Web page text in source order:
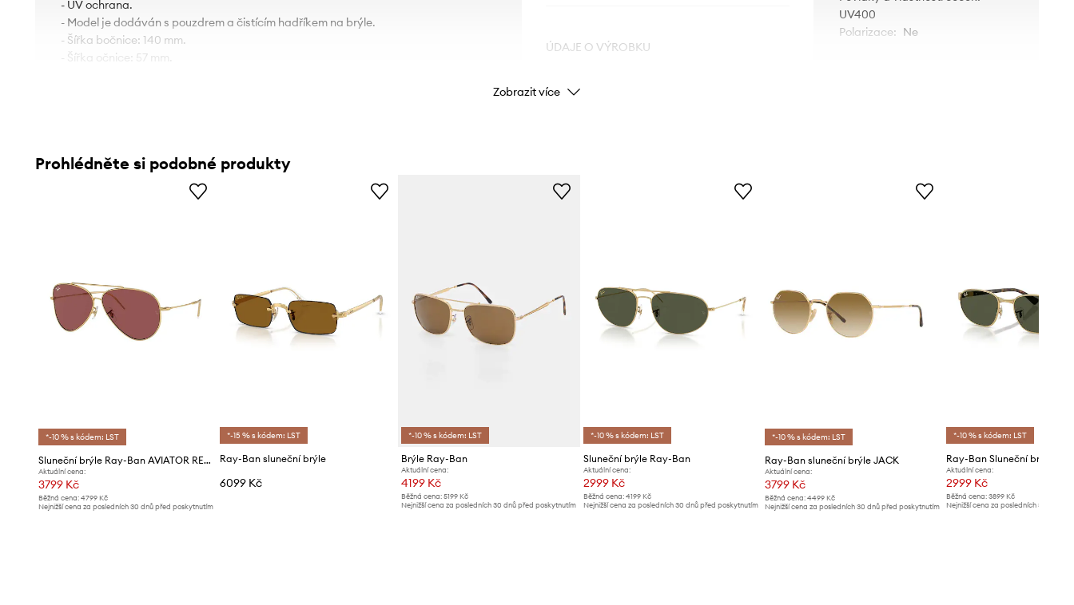
- UV ochrana.
- Model je dodáván s pouzdrem a čistícím hadříkem na brýle.
- Šířka bočnice: 140 mm.
- Šířka očnice: 57 mm.
ÚDAJE O VÝROBKU
Kód výrobce
Značka Ray-Ban
UV400
Polarizace: Ne
Zobrazit více
Prohlédněte si podobné produkty
*-10 % s kódem: LST
Sluneční brýle Ray-Ban AVIATOR REVERSE
Aktuální cena:
3799 Kč
Běžná cena: 4799 Kč
Nejnižší cena za posledních 30 dnů před poskytnutím
*-15 % s kódem: LST
Ray-Ban sluneční brýle
6099 Kč
*-10 % s kódem: LST
Brýle Ray-Ban
Aktuální cena:
4199 Kč
Běžná cena: 5199 Kč
Nejnižší cena za posledních 30 dnů před poskytnutím
*-10 % s kódem: LST
Sluneční brýle Ray-Ban
Aktuální cena:
2999 Kč
Běžná cena: 4199 Kč
Nejnižší cena za posledních 30 dnů před poskytnutím
*-10 % s kódem: LST
Ray-Ban sluneční brýle JACK
Aktuální cena:
3799 Kč
Běžná cena:4499 Kč
Nejnižší cena za posledních 30 dnů před poskytnutím
*-10 % s kódem: LST
Ray-Ban Sluneční brýle
Aktuální cena:
2999 Kč
Běžná cena: 3899 Kč
Nejnižší cena za posledních 30 dnů